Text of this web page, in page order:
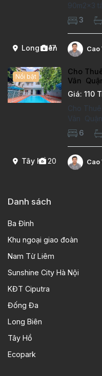
Long Biên
17
90m2x3
phòng
trường
kiểu phát
3
Cao
Tây Hồ20
Nổi bật
Cho
Vân
Giá: 110
Cho
Vân
Diện tích
phòng
khách ,
6
Cao
Danh sách
Ba Đình
Khu ngoại giao đoàn
Nam Từ Liêm
Sunshine City Hà Nội
KĐT Ciputra
Đống Đa
Long Biên
Tây Hồ
Ecopark